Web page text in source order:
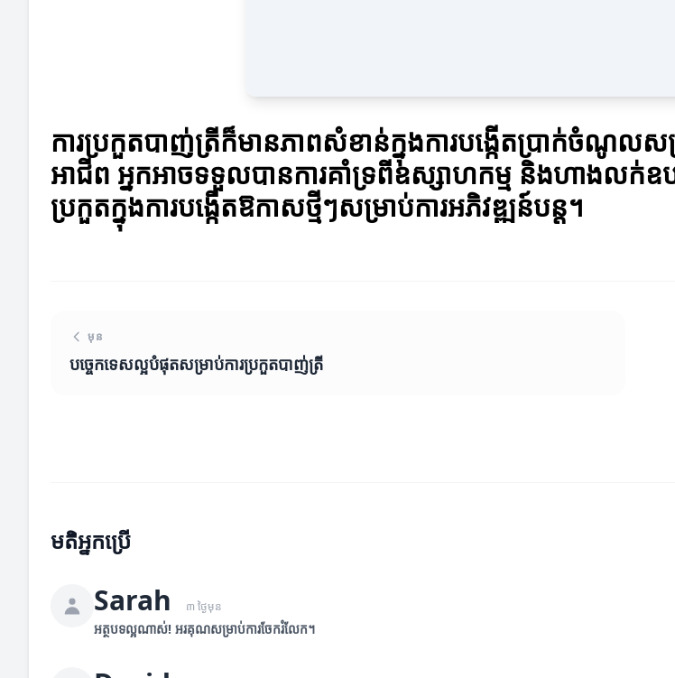
ការប្រកួតបាញ់ត្រីក៏មានភាពសំខាន់ក្នុងការបង្កើតប្រាក់ចំណូល
អាជីព អ្នកអាចទទួលបានការគាំទ្រពីឧស្សាហកម្ម និងហាងលក់ឧ
ប្រកួតក្នុងការបង្កើតឱកាសថ្មីៗសម្រាប់ការអភិវឌ្ឍន៍បន្ដ។
មុន
បច្ចេកទេសល្អបំផុតសម្រាប់ការប្រកួតបាញ់ត្រី
មតិអ្នកប្រើ
Sarah ៣ ថ្ងៃមុន
អត្ថបទល្អណាស់! អរគុណសម្រាប់ការចែករំលែក។